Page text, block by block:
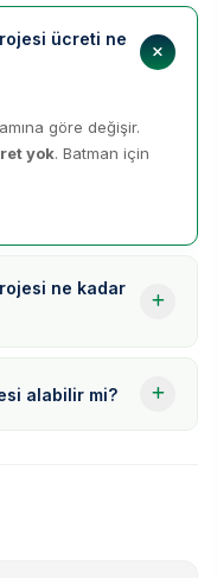
ücreti ne
göre değişir.
yok. Batman için
ne kadar
alabilir mi?